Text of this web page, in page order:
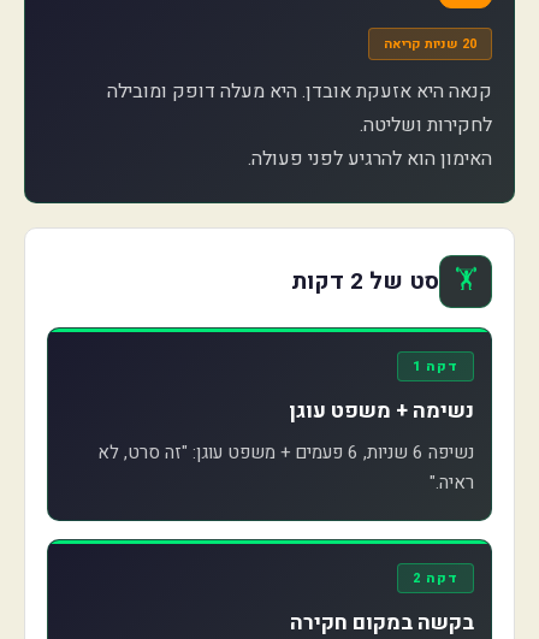
20 שניות קריאה
קנאה היא אזעקת אובדן. היא מעלה דופק ומובילה
האימון הוא להרגיע לפני פעולה.
🏋️ סט של 2 דקות
דקה 1
נשימה + משפט עוגן
נשיפה 6 שניות, 6 פעמים + משפט עוגן: "זה סרט, לא
ראיה."
דקה 2
בקשה במקום חקירה